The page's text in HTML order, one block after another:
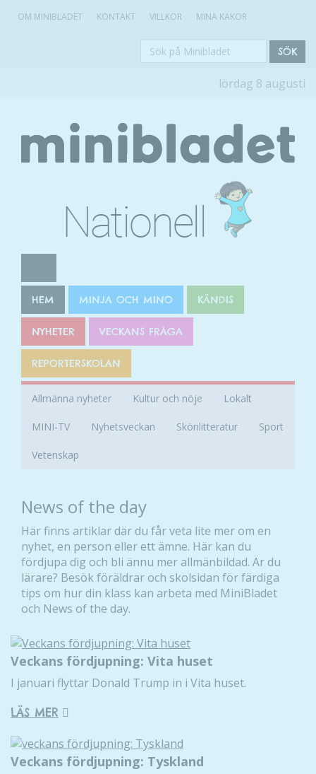
OM MINIBLADET KONTAKT VILLKOR MINA KAKOR
Sök
SÖK
lördag 8 augusti
HEM MINJA OCH MINO KÄNDIS
NYHETER VECKANS FRÅGA
REPORTERSKOLAN
Allmänna nyheter Kultur och nöje Lokalt
MINI-TV Nyhetsveckan Skönlitteratur Sport
Vetenskap
News of the day
Här finns artiklar där du får veta lite mer om en
nyhet, en person eller ett ämne. Här kan du
fördjupa dig och bli ännu mer allmänbildad. Är du
lärare? Besök föräldrar och skolsidan för färdiga
tips om hur din klass kan arbeta med MiniBladet
och News of the day.
Veckans fördjupning: Vita huset
I januari flyttar Donald Trump in i Vita huset.
LÄS MER
Veckans fördjupning: Tyskland